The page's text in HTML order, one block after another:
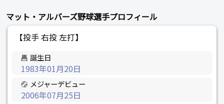
マット・アルバーズ野球選手プロフィール
【投手 右投 左打】
誕生日
1983年01月20日
メジャーデビュー
2006年07月25日